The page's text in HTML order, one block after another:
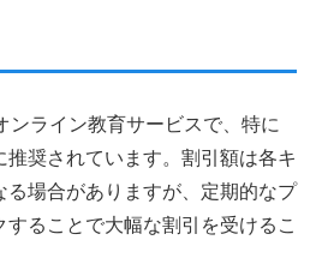
ンライン教育サービスで、特に
奨されています。割引額は各キ
る場合がありますが、定期的なプ
することで大幅な割引を受けるこ